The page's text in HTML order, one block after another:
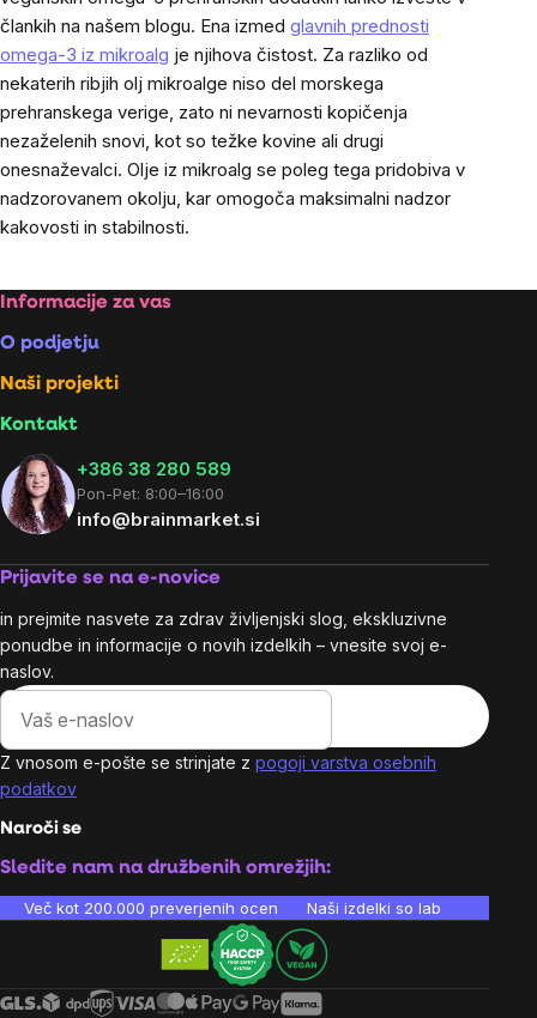
člankih na našem blogu. Ena izmed glavnih prednosti
omega-3 iz mikroalg je njihova čistost. Za razliko od
nekaterih ribjih olj mikroalge niso del morskega
prehranskega verige, zato ni nevarnosti kopičenja
nezaželenih snovi, kot so težke kovine ali drugi
onesnaževalci. Olje iz mikroalg se poleg tega pridobiva v
nadzorovanem okolju, kar omogoča maksimalni nadzor
kakovosti in stabilnosti.
Footer
Informacije za vas
O podjetju
Naši projekti
Kontakt
+386 38 280 589
Pon-Pet: 8:00–16:00
info@brainmarket.si
Prijavite se na e-novice
in prejmite nasvete za zdrav življenjski slog, ekskluzivne
ponudbe in informacije o novih izdelkih – vnesite svoj e-
naslov.
Z vnosom e-pošte se strinjate z pogoji varstva osebnih
podatkov
Naroči se
Sledite nam na družbenih omrežjih:
Več kot 200.000 preverjenih ocen Naši izdelki so laboratorijsko